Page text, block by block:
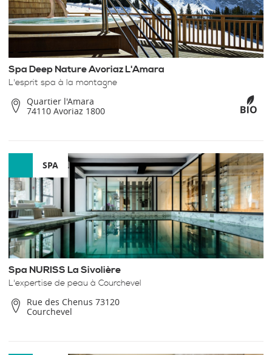
Spa Deep Nature Avoriaz L'Amara
L'esprit spa à la montagne
Quartier l'Amara
74110 Avoriaz 1800
SPA
Spa NURISS La Sivolière
L'expertise de peau à Courchevel
Rue des Chenus 73120
Courchevel